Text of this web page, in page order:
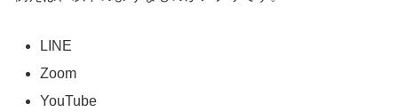
LINE
Zoom
YouTube